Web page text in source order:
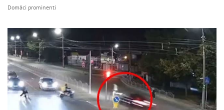
Domáci prominenti